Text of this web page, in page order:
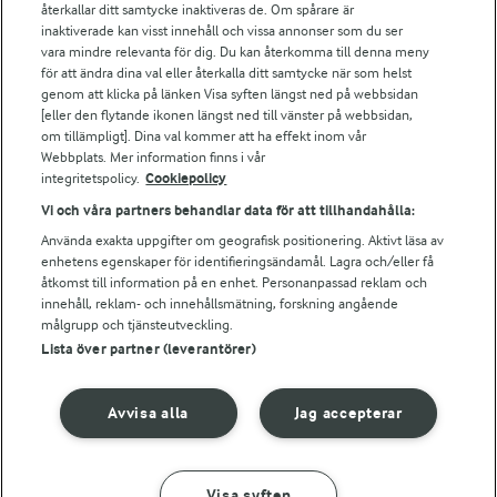
Arla webbshop
Bildbank
Följ oss
© 2026 Arla Foods
Integritetspolicy
återkallar ditt samtycke inaktiveras de. Om spårare är
inaktiverade kan visst innehåll och vissa annonser som du ser
vara mindre relevanta för dig. Du kan återkomma till denna meny
för att ändra dina val eller återkalla ditt samtycke när som helst
genom att klicka på länken Visa syften längst ned på webbsidan
[eller den flytande ikonen längst ned till vänster på webbsidan,
om tillämpligt]. Dina val kommer att ha effekt inom vår
Webbplats. Mer information finns i vår
integritetspolicy. Cookiepolicy
Vi och våra partners behandlar data för att tillhandahålla:
Använda exakta uppgifter om geografisk positionering. Aktivt läsa av
enhetens egenskaper för identifieringsändamål. Lagra och/eller få
åtkomst till information på en enhet. Personanpassad reklam och
innehåll, reklam- och innehållsmätning, forskning angående
målgrupp och tjänsteutveckling.
Lista över partner (leverantörer)
Jag accepterar
Avvisa alla